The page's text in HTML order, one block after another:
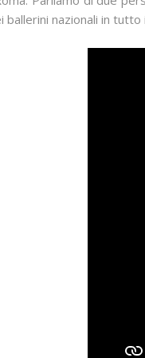
ballerini nazionali in tutto